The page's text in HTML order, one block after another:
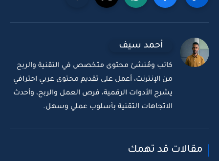
أحمد سيف
كاتب ومُنشئ محتوى متخصص في التقنية والربح
من الإنترنت، أعمل على تقديم محتوى عربي احترافي
يشرح الأدوات الرقمية، فرص العمل والربح، وأحدث
الاتجاهات التقنية بأسلوب عملي وسهل.
مقالات قد تهمك